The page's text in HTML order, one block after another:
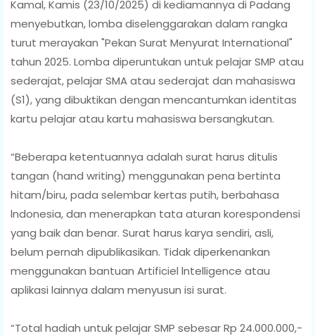
Kamal, Kamis (23/10/2025) di kediamannya di Padang
menyebutkan, lomba diselenggarakan dalam rangka
turut merayakan "Pekan Surat Menyurat International"
tahun 2025. Lomba diperuntukan untuk pelajar SMP atau
sederajat, pelajar SMA atau sederajat dan mahasiswa
(S1), yang dibuktikan dengan mencantumkan identitas
kartu pelajar atau kartu mahasiswa bersangkutan.
“Beberapa ketentuannya adalah surat harus ditulis
tangan (hand writing) menggunakan pena bertinta
hitam/biru, pada selembar kertas putih, berbahasa
lndonesia, dan menerapkan tata aturan korespondensi
yang baik dan benar. Surat harus karya sendiri, asli,
belum pernah dipublikasikan. Tidak diperkenankan
menggunakan bantuan Artificiel lntelligence atau
aplikasi lainnya dalam menyusun isi surat.
“Total hadiah untuk pelajar SMP sebesar Rp 24.000.000,-